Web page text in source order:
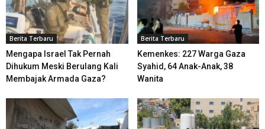
Berita Terbaru
Mengapa Israel Tak Pernah
Dihukum Meski Berulang Kali
Membajak Armada Gaza?
Berita Terbaru
Kemenkes: 227 Warga Gaza
Syahid, 64 Anak-Anak, 38
Wanita